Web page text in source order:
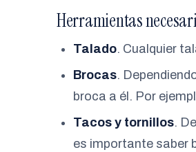
Herramientas
Talado. Cualquier
Brocas.
broca a él. Por
Tacos y tornillos.
es importante saber